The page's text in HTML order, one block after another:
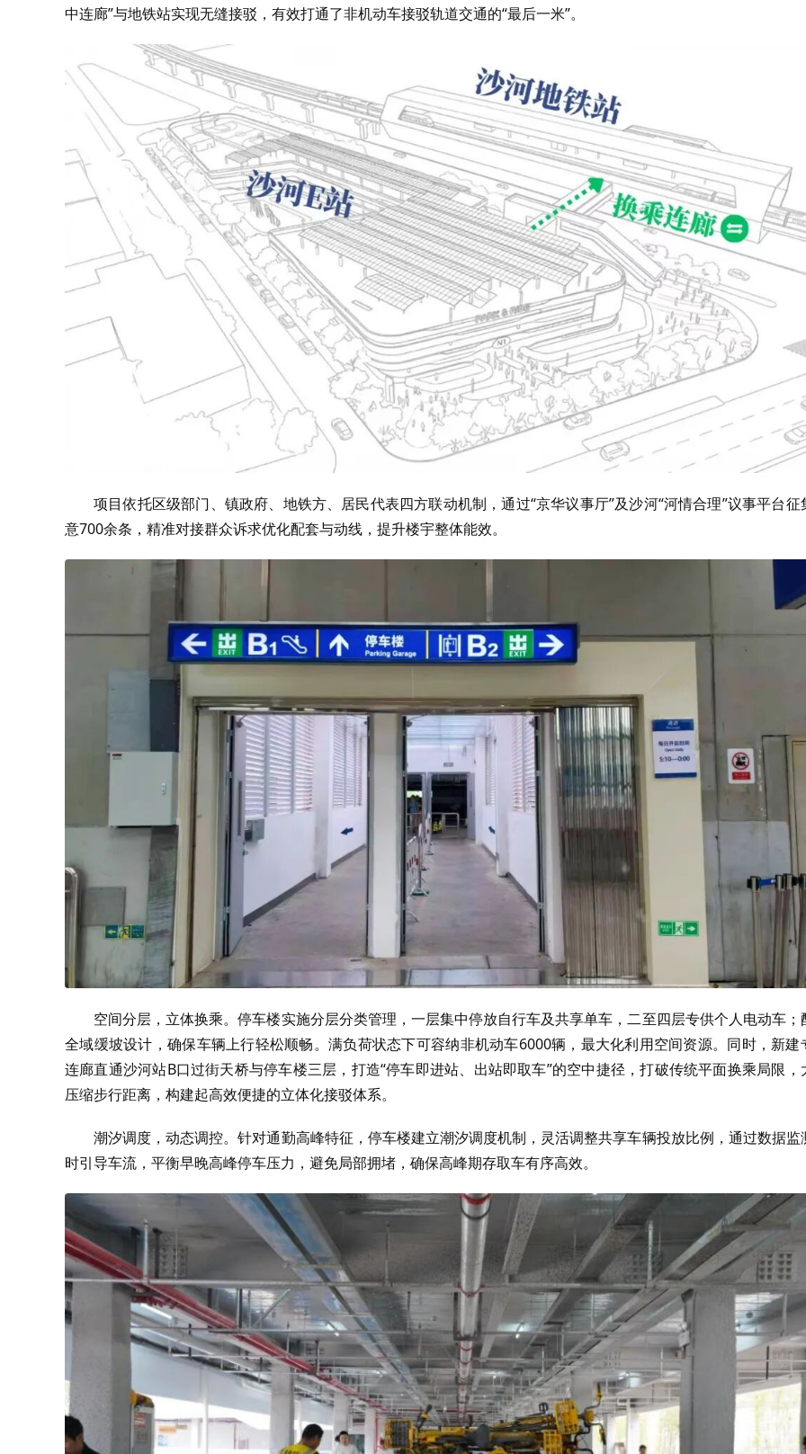
中连廊”与地铁站实现无缝接驳，有效打通了非机动车接驳轨道交通的“最后一米”。
项目依托区级部门、镇政府、地铁方、居民代表四方联动机制，通过“京华议事厅”及沙河“河情合理”议事平台征
意700余条，精准对接群众诉求优化配套与动线，提升楼宇整体能效。
空间分层，立体换乘。停车楼实施分层分类管理，一层集中停放自行车及共享单车，二至四层专供个人电动车；
全域缓坡设计，确保车辆上行轻松顺畅。满负荷状态下可容纳非机动车6000辆，最大化利用空间资源。同时，新建
连廊直通沙河站B口过街天桥与停车楼三层，打造“停车即进站、出站即取车”的空中捷径，打破传统平面换乘局限，
压缩步行距离，构建起高效便捷的立体化接驳体系。
潮汐调度，动态调控。针对通勤高峰特征，停车楼建立潮汐调度机制，灵活调整共享车辆投放比例，通过数据监
时引导车流，平衡早晚高峰停车压力，避免局部拥堵，确保高峰期存取车有序高效。